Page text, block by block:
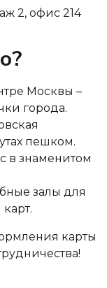
2, офис 214
Москвы –
города.
пешком.
в знаменитом
залы для
карты